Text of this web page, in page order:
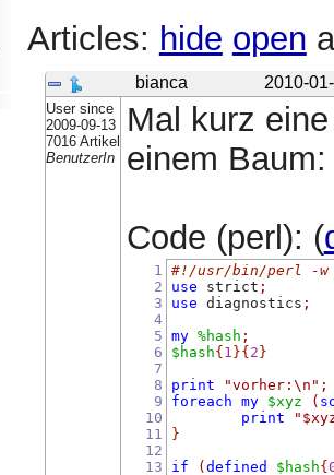
Articles: hide open
bianca 2010-
User since
2009-09-13
7016 Artikel
BenutzerIn
Mal kurz
einem Baum:
Code (perl): (
1
2
3
4
5
6
7
8
9
10
11
12
13
#!/usr/bin/perl -w
use strict ;
use diagnostics ;
my %hash ;
$hash{ 1 }{ 2 }
print
"vorher:\n" ;
foreach
my $xyz (
print
}
if
(defined $hash{